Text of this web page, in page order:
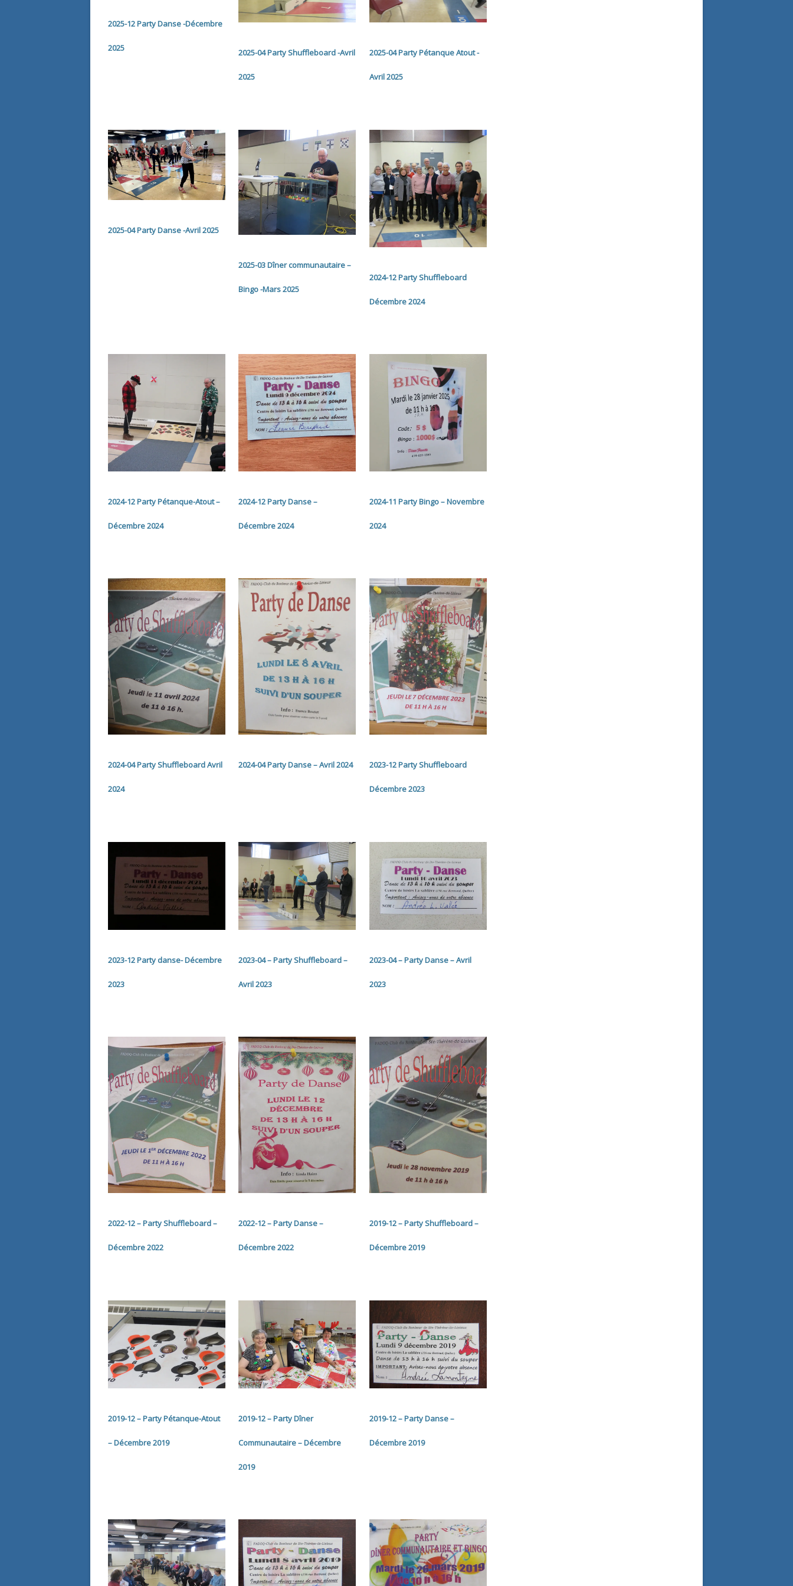
2025-12 Party Danse -Décembre
2025 2025-04 Party Shuffleboard -Avril
2025
2025-04 Party Pétanque Atout -
Avril 2025
2025-04 Party Danse -Avril 2025
2025-03 Dîner communautaire –
Bingo -Mars 2025
2024-12 Party Shuffleboard
Décembre 2024
2024-12 Party Pétanque-Atout –
Décembre 2024
2024-12 Party Danse –
Décembre 2024
2024-11 Party Bingo – Novembre
2024
2024-04 Party Shuffleboard Avril
2024
2024-04 Party Danse – Avril 2024 2023-12 Party Shuffleboard
Décembre 2023
2023-12 Party danse- Décembre
2023
2023-04 – Party Shuffleboard –
Avril 2023
2023-04 – Party Danse – Avril
2023
2022-12 – Party Shuffleboard –
Décembre 2022
2022-12 – Party Danse –
Décembre 2022
2019-12 – Party Shuffleboard –
Décembre 2019
2019-12 – Party Pétanque-Atout
– Décembre 2019
2019-12 – Party Dîner
Communautaire – Décembre
2019
2019-12 – Party Danse –
Décembre 2019